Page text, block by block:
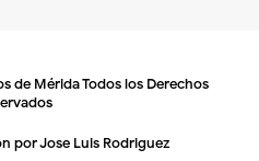
de MéridaTodos los Derechos
porJose Luis Rodriguez